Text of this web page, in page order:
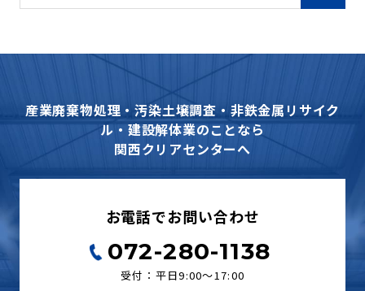
産業廃棄物処理・汚染土壌調査・非鉄金属リサイク
ル・建設解体業のことなら
関西クリアセンターへ
お電話でお問い合わせ
072-280-1138
受付：平日9:00〜17:00